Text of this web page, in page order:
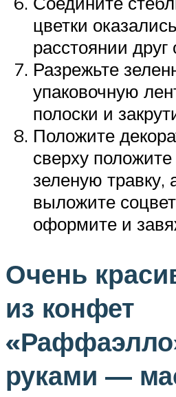
цветки
расстоянии друг
Разрежьте
упаковочную
полоски и
Положите
сверху
зеленую травку,
выложите
оформите и
Очень
из конфет
руками —